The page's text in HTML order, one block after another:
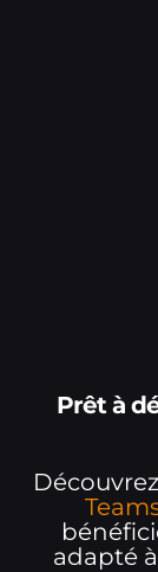
Prêt à
Découvrez
adapté